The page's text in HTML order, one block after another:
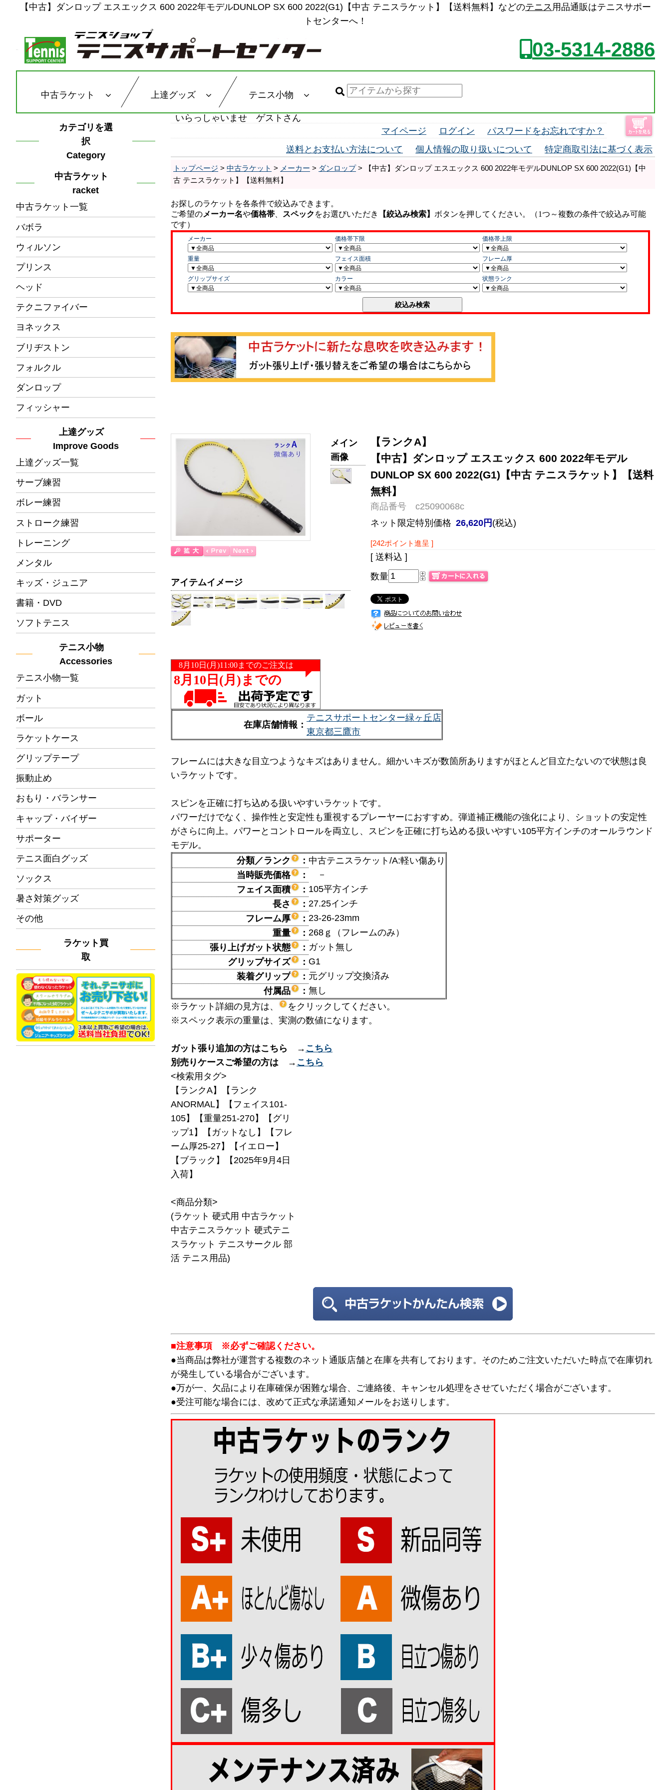
【中古】ダンロップ エスエックス 600 2022年モデルDUNLOP SX 600 2022(G1)【中古 テニスラケット】【送料無料】などのテニス用品通販はテニスサポー
トセンターへ！
03-5314-2886
中古ラケット 上達グッズ テニス小物
カテゴリを選
択
Category
中古ラケット
racket
中古ラケット一覧
バボラ
ウィルソン
プリンス
ヘッド
テクニファイバー
ヨネックス
ブリヂストン
フォルクル
ダンロップ
フィッシャー
上達グッズ
Improve Goods
上達グッズ一覧
サーブ練習
ボレー練習
ストローク練習
トレーニング
メンタル
キッズ・ジュニア
書籍・DVD
ソフトテニス
テニス小物
Accessories
テニス小物一覧
ガット
ボール
ラケットケース
グリップテープ
振動止め
おもり・バランサー
キャップ・バイザー
サポーター
テニス面白グッズ
ソックス
暑さ対策グッズ
その他
ラケット買
取
いらっしゃいませ ゲストさん
マイページ
ログイン
パスワードをお忘れですか？
送料とお支払い方法について
個人情報の取り扱いについて 特定商取引法に基づく表示
トップページ > 中古ラケット > メーカー > ダンロップ> 【中古】ダンロップ エスエックス 600 2022年モデルDUNLOP SX 600 2022(G1)【中
古 テニスラケット】【送料無料】
【ランクA】
【中古】ダンロップ エスエックス 600 2022年モデル
DUNLOP SX 600 2022(G1)【中古 テニスラケット】【送料
無料】
商品番号 c25090068c
ネット限定特別価格 26,620円 (税込)
[242ポイント進呈 ]
[ 送料込 ]
数量
メイン
画像
アイテムイメージ
在庫店舗情報：
テニスサポートセンター緑ヶ丘店
東京都三鷹市
フレームには大きな目立つようなキズはありません。細かいキズが数箇所ありますがほとんど目立たないので状態は良
いラケットです。
スピンを正確に打ち込める扱いやすいラケットです。
パワーだけでなく、操作性と安定性も重視するプレーヤーにおすすめ。弾道補正機能の強化により、ショットの安定性
がさらに向上。パワーとコントロールを両立し、スピンを正確に打ち込める扱いやすい105平方インチのオールラウンド
モデル。
分類／ランク
： 中古テニスラケット/A:軽い傷あり
当時販売価格
：
－
フェイス面積
： 105平方インチ
長さ
： 27.25インチ
フレーム厚
： 23-26-23mm
重量
： 268ｇ（フレームのみ）
張り上げガット状態
： ガット無し
グリップサイズ
： G1
装着グリップ
： 元グリップ交換済み
付属品
： 無し
※ラケット詳細の見方は、
をクリックしてください。
※スペック表示の重量は、実測の数値になります。
ガット張り追加の方はこちら → こちら
別売りケースご希望の方は → こちら
<検索用タグ>
【ランクA】【ランク
ANORMAL】【フェイス101-
105】【重量251-270】【グリ
ップ1】【ガットなし】【フレ
ーム厚25-27】【イエロー】
【ブラック】【2025年9月4日
入荷】
<商品分類>
(ラケット 硬式用 中古ラケット
中古テニスラケット 硬式テニ
スラケット テニスサークル 部
活 テニス用品)
■注意事項 ※必ずご確認ください。
●当商品は弊社が運営する複数のネット通販店舗と在庫を共有しております。そのためご注文いただいた時点で在庫切れ
が発生している場合がございます。
●万が一、欠品により在庫確保が困難な場合、ご連絡後、キャンセル処理をさせていただく場合がございます。
●受注可能な場合には、改めて正式な承諾通知メールをお送りします。